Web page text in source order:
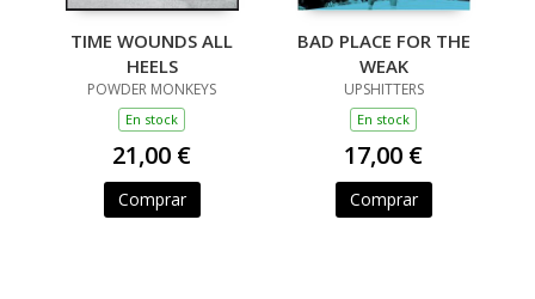
TIME WOUNDS ALL
HEELS
POWDER MONKEYS
En stock
21,00 €
Comprar
BAD PLACE FOR THE
WEAK
UPSHITTERS
En stock
17,00 €
Comprar